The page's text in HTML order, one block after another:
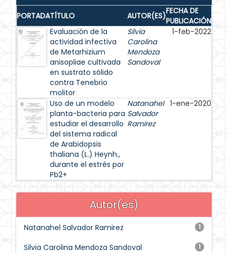
PORTADATÍTULO AUTOR(ES)FECHA DE
PUBLICACIÓN
Evaluación de la
actividad infectiva
de Metarhizium
anisopliae cultivada
en sustrato sólido
contra Tenebrio
molitor
Silvia
Carolina
Mendoza
Sandoval
1-feb-2022
Uso de un modelo
planta-bacteria para
estudiar el desarrollo
del sistema radical
de Arabidopsis
thaliana (L.) Heynh.,
durante el estrés por
Pb2+
Natanahel
Salvador
Ramirez
1-ene-2020
Autor(es)
1
Natanahel Salvador Ramirez
1
Silvia Carolina Mendoza Sandoval